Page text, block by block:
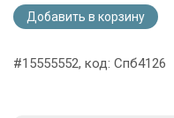
Добавить в корзину
#15555552, код: Спб4126